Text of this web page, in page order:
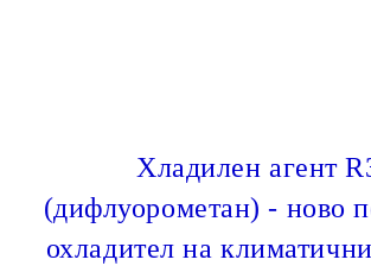
Хладилен агент
(дифлуорометан) - ново
охладител на